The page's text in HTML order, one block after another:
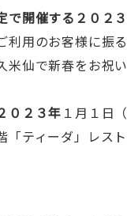
で開催する２０２
利用のお客様に振
米仙で新春をお祝
０２３年 １月１日
「ティーダ」レス